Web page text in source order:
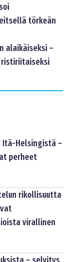
törkeän
alaikäiseksi –
ristiriitaiseksi
Itä-Helsingistä –
perheet
rikollisuutta
virallinen